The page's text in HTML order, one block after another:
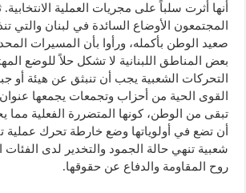
أنها أثرت سلباً على مجريات العملية
المجتمعون الأوضاع السائدة في لبنان والتي
صعيد الوطن بأكمله، ورأوا بأن المسيرات
بعض المناطق اللبنانية لا تشكل حلاً للوضع
التحركات الشعبية يجب أن تنبثق عن هيئة أو
القوى الحية من أحزاب وتجمعات يجمعها عنوان
تبقى من الوطن، كونها المتضررة الفعلية
أن تضع في أولوياتها وضع خارطة تحرك عملية
شعبية تنهي حالة الجمود والتخدير لدى الفئات
روح المقاومة والدفاع عن حقوقها.